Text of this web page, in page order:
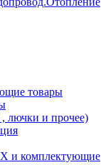
товары
лючки и прочее)
и комплектующие